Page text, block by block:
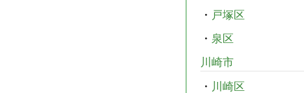
・ 戸塚区
・ 泉区
川崎市
・ 川崎区